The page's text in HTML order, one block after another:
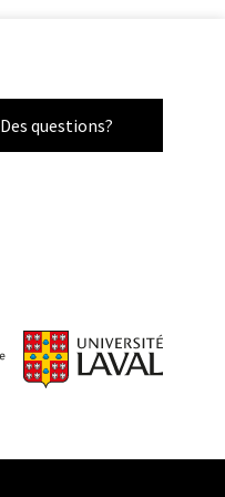
Des questions?